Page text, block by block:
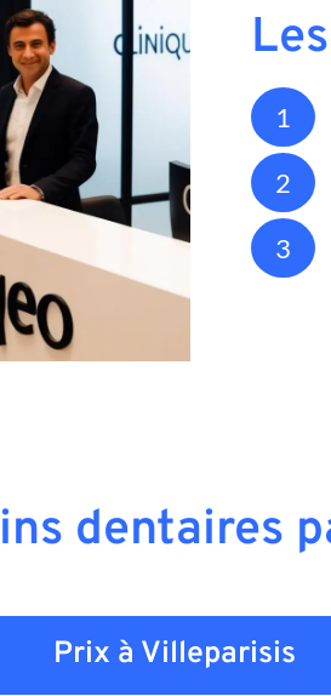
1
2
3
dentaires
Prix à Villeparisis